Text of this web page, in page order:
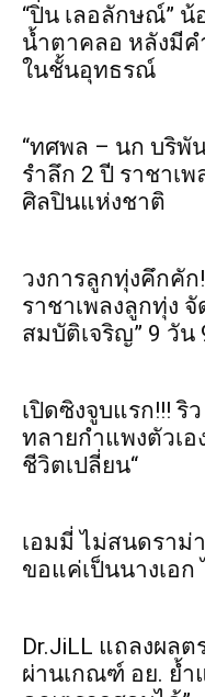
“ปิ่น เลอลักษณ์”
น้ำตาคลอ หลังมีค
ในชั้นอุทธรณ์
“ทศพล – นก บริพั
รำลึก 2 ปี ราชาเ
ศิลปินแห่งชาติ
วงการลูกทุ่งคึกคั
ราชาเพลงลูกทุ่ง
สมบัติเจริญ” 9 วัน
เปิดซิงจูบแรก!!! ริ
ทลายกำแพงตัวเอ
ชีวิตเปลี่ยน“
เอมมี่ ไม่สนดราม่
ขอแค่เป็นนางเอก
Dr.JiLL แถลงผลต
ผ่านเกณฑ์ อย. ย้